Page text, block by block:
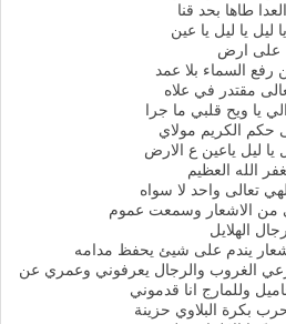
طاها بحد قنا
ليل يا ليل يا عين
على ارض
رفع السماء بلا عمد
مقتدر في علاه
يا ويح قلبي ما جرا
حكم الكريم مولاي
يا ليل ياعين ع الارض
الله العظيم
تعالى واحد لا سواه
من الاشعار وسمعت عموم
رجال الهلايل
يندم على شيئ يحفظ مدامه
زعي الغروب والرجال يعرفوني وعمري عن
وللمارج انا قدموني
بكرة البلاوي حزينة